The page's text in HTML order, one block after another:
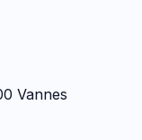
Vannes